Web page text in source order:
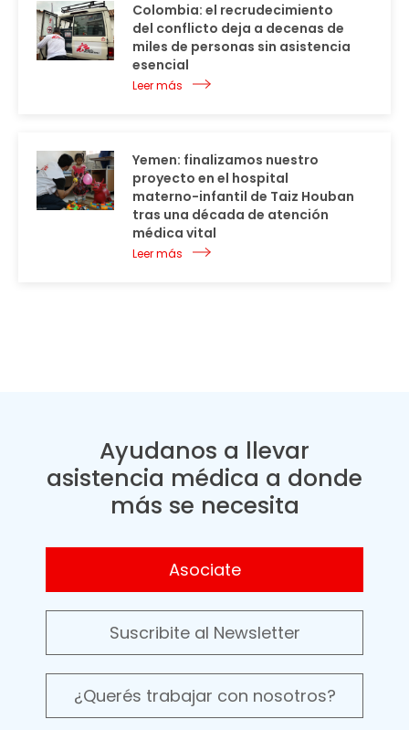
Colombia: el recrudecimiento
del conflicto deja a decenas de
miles de personas sin asistencia
esencial
Leer más
Yemen: finalizamos nuestro
proyecto en el hospital
materno-infantil de Taiz Houban
tras una década de atención
médica vital
Leer más
Ayudanos a llevar
asistencia médica a donde
más se necesita
Asociate
Suscribite al Newsletter
¿Querés trabajar con nosotros?